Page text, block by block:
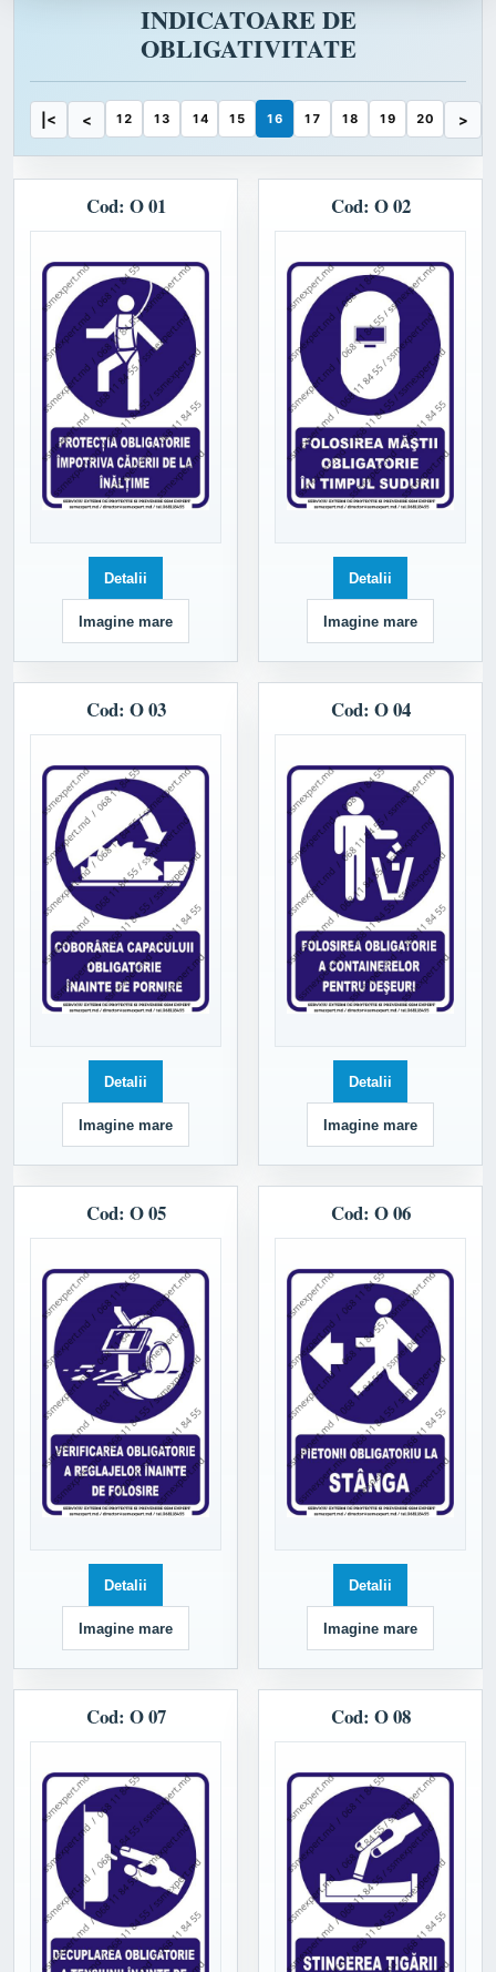
INDICATOARE DE
OBLIGATIVITATE
|< < 12 13 14 15 16 17 18 19 20 >
Cod: O 01
Detalii
Imagine mare
Cod: O 02
Detalii
Imagine mare
Cod: O 03
Detalii
Imagine mare
Cod: O 04
Detalii
Imagine mare
Cod: O 05
Detalii
Imagine mare
Cod: O 06
Detalii
Imagine mare
Cod: O 07 Cod: O 08